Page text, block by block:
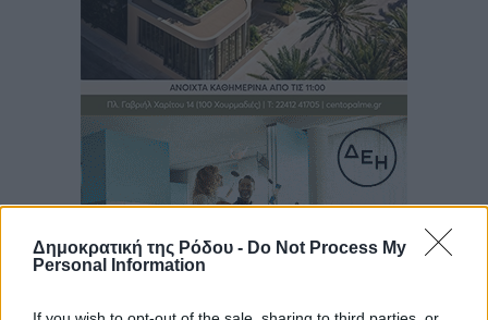
Δημοκρατική της Ρόδου - Do Not Process My
Personal Information